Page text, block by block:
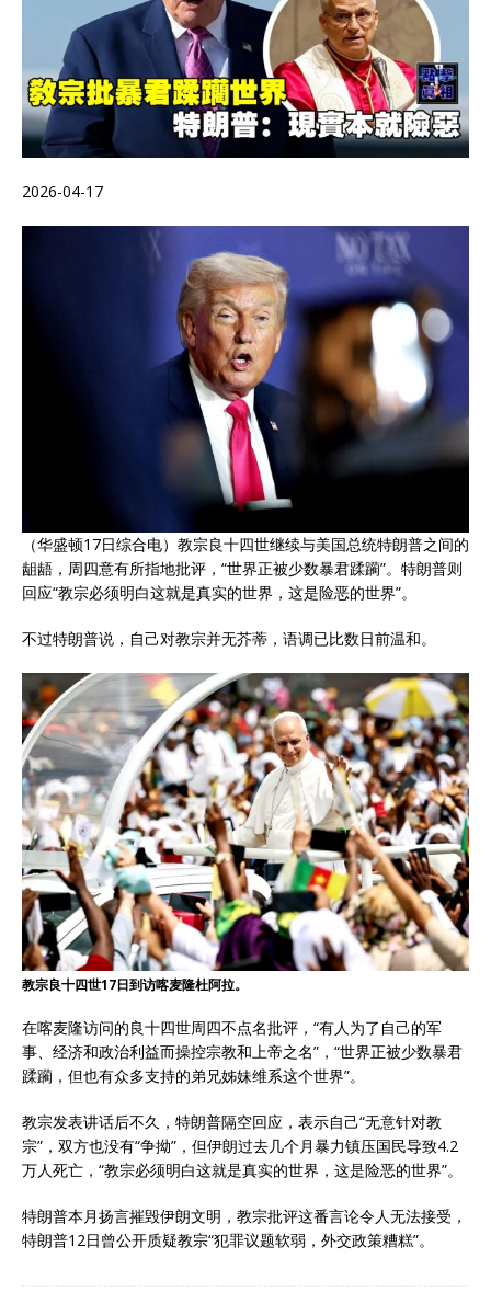
2026-04-17
（华盛顿17日综合电）教宗良十四世继续与美国总统特朗普之间的
龃龉，周四意有所指地批评，“世界正被少数暴君蹂躏”。特朗普则
回应“教宗必须明白这就是真实的世界，这是险恶的世界”。
不过特朗普说，自己对教宗并无芥蒂，语调已比数日前温和。
教宗良十四世17日到访喀麦隆杜阿拉。
在喀麦隆访问的良十四世周四不点名批评，“有人为了自己的军
事、经济和政治利益而操控宗教和上帝之名”，“世界正被少数暴君
蹂躏，但也有众多支持的弟兄姊妹维系这个世界”。
教宗发表讲话后不久，特朗普隔空回应，表示自己“无意针对教
宗”，双方也没有“争拗”，但伊朗过去几个月暴力镇压国民导致4.2
万人死亡，“教宗必须明白这就是真实的世界，这是险恶的世界”。
特朗普本月扬言摧毁伊朗文明，教宗批评这番言论令人无法接受，
特朗普12日曾公开质疑教宗“犯罪议题软弱，外交政策糟糕”。